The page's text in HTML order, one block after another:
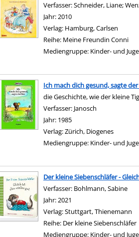
Verfasser:Schneider, Liane;
Jahr:2010
Verlag: Hamburg, Carlsen
Reihe: Meine Freundin Conni
Mediengruppe: Kinder- und
Ich mach dich gesund, sagte
die Geschichte, wie der kleine
Verfasser: Janosch
Jahr: 1985
Verlag:Zürich, Diogenes
Mediengruppe: Kinder- und
Der kleine Siebenschläfer -
Verfasser: Bohlmann, Sabine
Jahr:2021
Verlag:Stuttgart, Thienemann
Reihe: Der kleine Siebenschläfer
Mediengruppe: Kinder- und